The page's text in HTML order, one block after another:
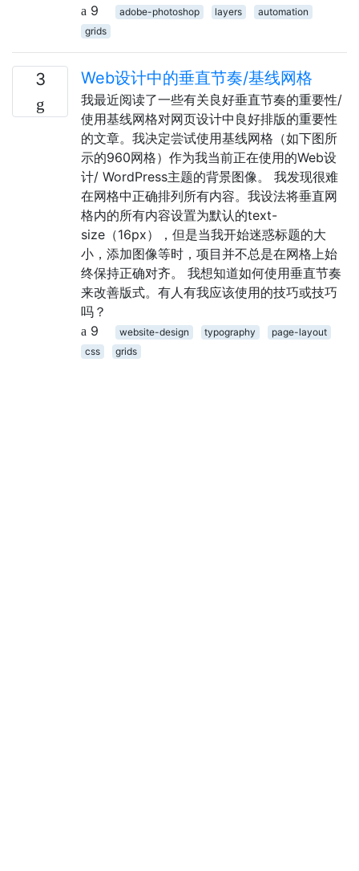
9
adobe-photoshop layers
automation
grids
3 Web设计中的垂直节奏/基线网格
我最近阅读了一些有关良好垂直节奏的重要性/
使用基线网格对网页设计中良好排版的重要性
的文章。我决定尝试使用基线网格（如下图所
示的960网格）作为我当前正在使用的Web设
计/ WordPress主题的背景图像。 我发现很难
在网格中正确排列所有内容。我设法将垂直网
格内的所有内容设置为默认的text-
size（16px），但是当我开始迷惑标题的大
小，添加图像等时，项目并不总是在网格上始
终保持正确对齐。 我想知道如何使用垂直节奏
来改善版式。有人有我应该使用的技巧或技巧
吗？
9
website-design typography
page-layout
css
grids